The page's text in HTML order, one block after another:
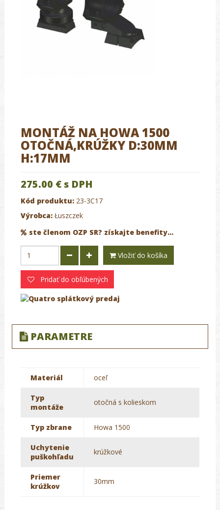
MONTÁŽ NA HOWA 1500
OTOČNÁ,KRÚŽKY D:30MM
H:17MM
275.00 € s DPH
Kód produktu: 23-3C17
Výrobca: Łuszczek
ste členom OZP SR? získajte benefity...
Vložiť do košíka
Pridať do obľúbených
PARAMETRE
Materiál oceľ
Typ
montáže
otočná s kolieskom
Typ zbrane Howa 1500
Uchytenie
puškohľadu
krúžkové
Priemer
krúžkov
30mm